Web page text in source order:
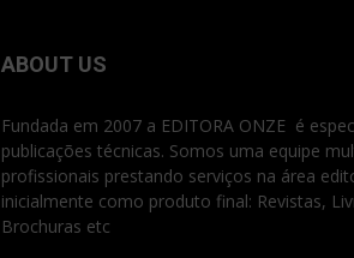
ABOUT US
Fundada em 2007 a EDITORA ONZE é
publicações técnicas. Somos uma equipe
profissionais prestando serviços na área
inicialmente como produto final: Revistas,
Brochuras etc